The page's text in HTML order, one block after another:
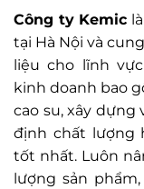
Công ty Kemic
tại Hà Nội và
liệu cho lĩnh
kinh doanh bao
cao su, xây dựng
định chất lượng
tốt nhất. Luôn
lượng sản